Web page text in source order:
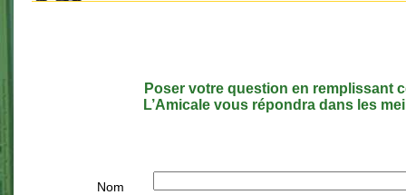
Poser votre question en remplissant
L’Amicale vous répondra dans les
Nom